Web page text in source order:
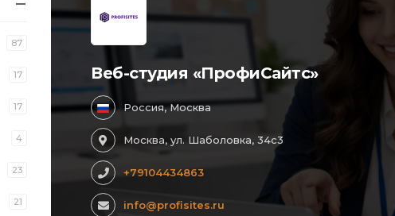
87
17
17
4
23
21
Веб-студия «ПрофиСайтс»
Россия, Москва
Москва, ул. Шаболовка, 34с3
+79104434863
info@profisites.ru